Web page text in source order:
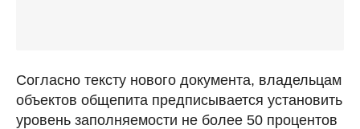
Согласно тексту нового документа, владельцам
объектов общепита предписывается установить
уровень заполняемости не более 50 процентов